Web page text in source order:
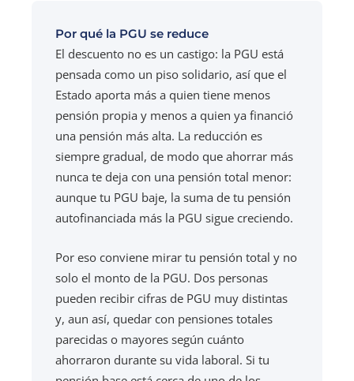
Por qué la PGU se reduce
El descuento no es un castigo: la PGU está
pensada como un piso solidario, así que el
Estado aporta más a quien tiene menos
pensión propia y menos a quien ya financió
una pensión más alta. La reducción es
siempre gradual, de modo que ahorrar más
nunca te deja con una pensión total menor:
aunque tu PGU baje, la suma de tu pensión
autofinanciada más la PGU sigue creciendo.
Por eso conviene mirar tu pensión total y no
solo el monto de la PGU. Dos personas
pueden recibir cifras de PGU muy distintas
y, aun así, quedar con pensiones totales
parecidas o mayores según cuánto
ahorraron durante su vida laboral. Si tu